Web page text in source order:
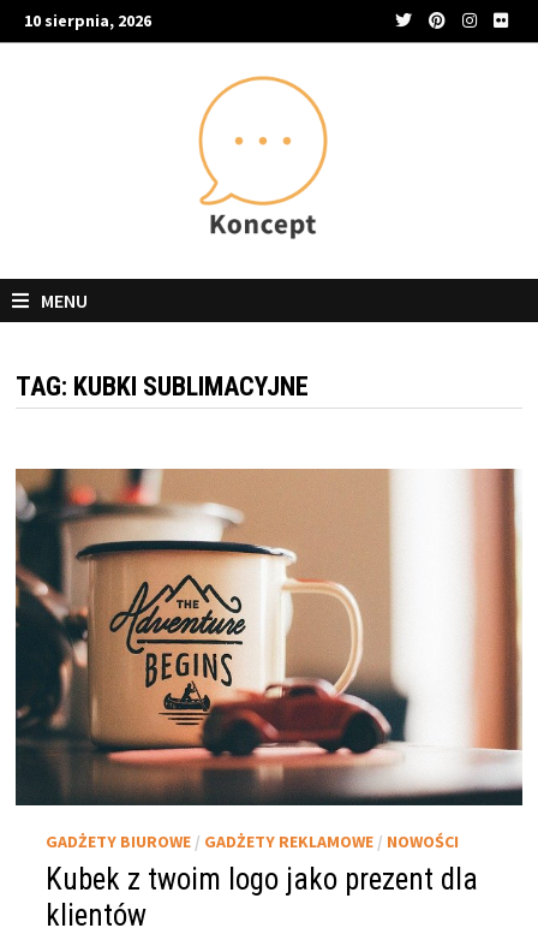
Skip
to
10 sierpnia, 2026
MENU
TAG: KUBKI SUBLIMACYJNE
GADŻETY BIUROWE / GADŻETY REKLAMOWE / NOWOŚCI
Kubek z twoim logo jako prezent dla
klientów